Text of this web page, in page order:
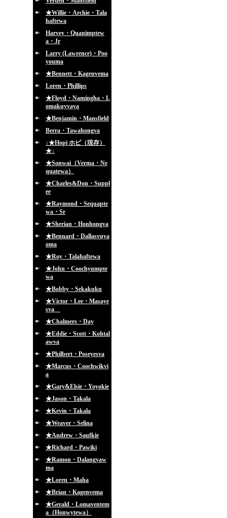
★Willie・Archie・Tala
haftewa
Harvey・Quanimptew
a・Jr
Larry (Lawrence)・Poo
youma
★Bennett・Kagenvema
Loren・Phillips
★Floyd・Namingha・L
omakuyvaya
★Benjamin・Mansfield
Berra・Tawahongva
↓★Hopi ホピ（現存）
★↓
★Sonwai（Verma・Ne
quatewa）
★Charles&Don・Suppl
ee
★Raymond・Sequapte
wa・Sr
★Sherian・Honhongva
★Bennard・Dallasvuya
oma
★Roy・Talahaftewa
★John・Coochyumpte
wa
★Bobby・Sekakuku
★Victor・Lee・Masaye
sva
★Chalmers・Day
★Eddie・Scott・Kohtal
awva
★Philbert・Poseyesva
★Marcus・Coochwikvi
a
★Gary&Elsie・Yoyokie
★Jason・Takala
★Kevin・Takala
★Weaver・Selina
★Andrew・Saufkie
★Richard・Pawiki
★Ramon・Dalangyaw
ma
★Loren・Maha
★Brian・Kagenvema
★Gerald・Lomaventem
a（Honwytewa）